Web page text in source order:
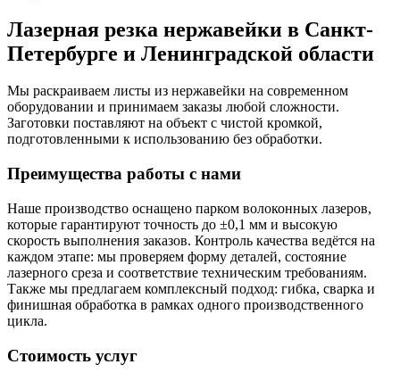
Лазерная резка нержавейки в Санкт-
Петербурге и Ленинградской области
Мы раскраиваем листы из нержавейки на современном
оборудовании и принимаем заказы любой сложности.
Заготовки поставляют на объект с чистой кромкой,
подготовленными к использованию без обработки.
Преимущества работы с нами
Наше производство оснащено парком волоконных лазеров,
которые гарантируют точность до ±0,1 мм и высокую
скорость выполнения заказов. Контроль качества ведётся на
каждом этапе: мы проверяем форму деталей, состояние
лазерного среза и соответствие техническим требованиям.
Также мы предлагаем комплексный подход: гибка, сварка и
финишная обработка в рамках одного производственного
цикла.
Стоимость услуг